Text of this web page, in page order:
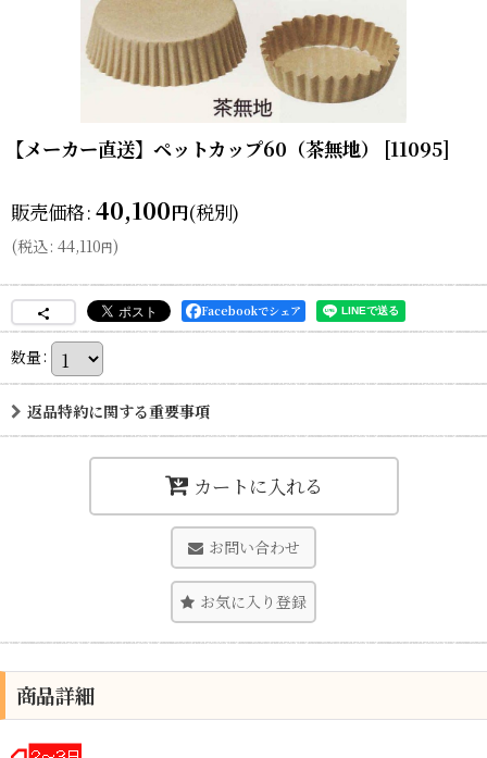
【メーカー直送】ペットカップ60（茶無地） [11095]
販売価格: 40,100円(税別)
(税込: 44,110円)
Facebookでシェア
数量:
返品特約に関する重要事項
カートに入れる
お問い合わせ
お気に入り登録
商品詳細